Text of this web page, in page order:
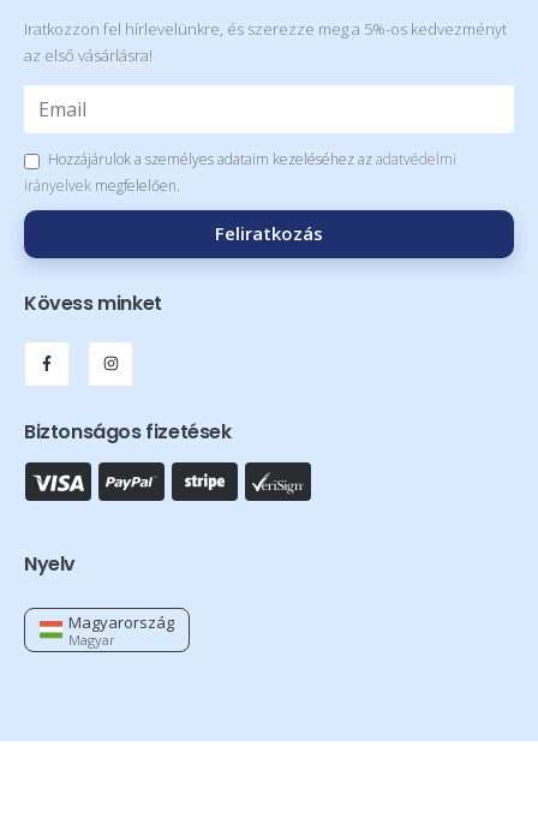
Iratkozzon fel hírlevelünkre, és szerezze meg a 5%-os kedvezményt
az első vásárlásra!
Hozzájárulok a személyes adataim kezeléséhez azadatvédelmi
irányelvek megfelelően.
Feliratkozás
Kövess minket
Biztonságos fizetések
Nyelv
Magyarország
Magyar